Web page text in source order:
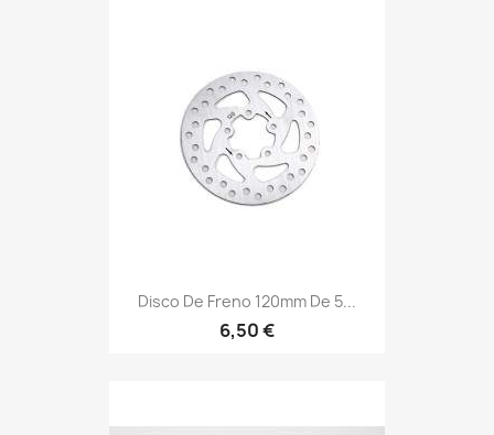
Disco De Freno 120mm De 5...
6,50 €